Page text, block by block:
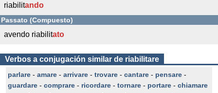
riabilitando
Passato (Compuesto)
avendo riabilitato
Verbos a conjugación similar de riabilitare
parlare - amare - arrivare - trovare - cantare - pensare -
guardare - comprare - ricordare - tornare - portare - chiamare